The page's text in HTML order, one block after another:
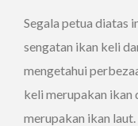
Segala petua diatas
sengatan ikan keli
mengetahui
keli merupakan ikan
merupakan ikan